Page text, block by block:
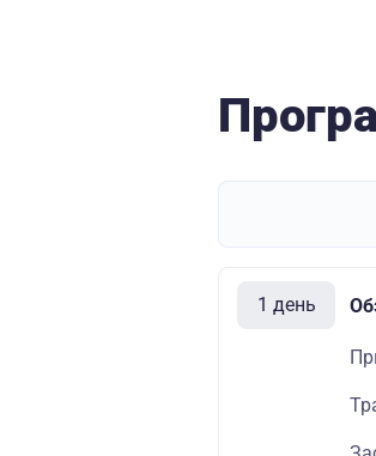
1 день